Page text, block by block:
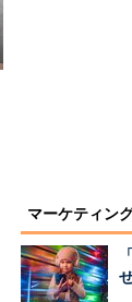
マーケティン